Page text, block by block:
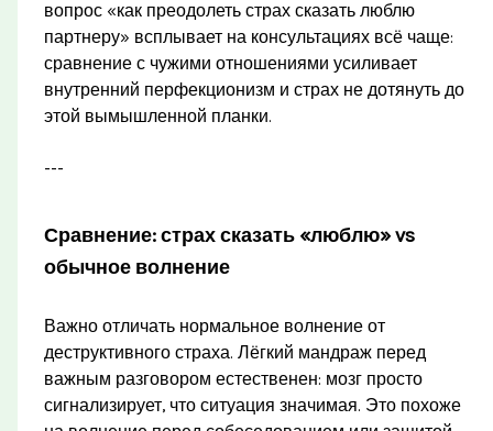
вопрос «как преодолеть страх сказать люблю
партнеру» всплывает на консультациях всё чаще:
сравнение с чужими отношениями усиливает
внутренний перфекционизм и страх не дотянуть до
этой вымышленной планки.
---
Сравнение: страх сказать «люблю» vs
обычное волнение
Важно отличать нормальное волнение от
деструктивного страха. Лёгкий мандраж перед
важным разговором естественен: мозг просто
сигнализирует, что ситуация значимая. Это похоже